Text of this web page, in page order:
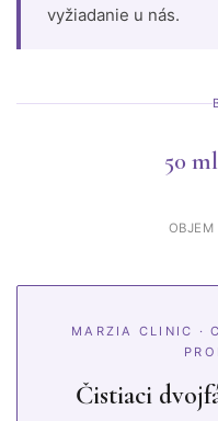
vyžiadanie u nás.
50 ml
OBJEM
MARZIA CLINIC ·
Čistiaci